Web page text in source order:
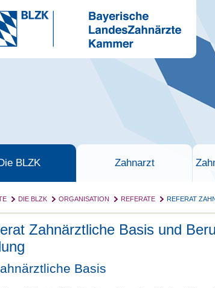
BLZK Zahnarzt
DIE BLZK ORGANISATION REFERATE REFERAT
Zahnärztliche Basis und
Basis